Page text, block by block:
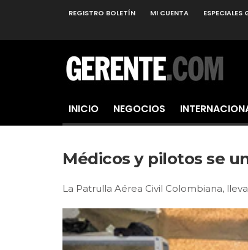
REGISTRO BOLETÍN MI CUENTA ESPECIALES
INICIO NEGOCIOS
Médicos y pilotos se
La Patrulla Aérea Civil Colombiana,